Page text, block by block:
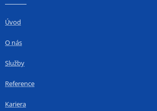
Úvod
O nás
Služby
Reference
Kariera